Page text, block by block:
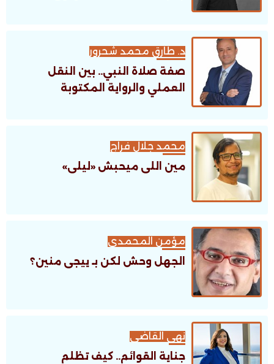
د. طارق محمد شحرور
صفة صلاة النبي.. بين النقل
العملي والرواية المكتوبة
محمد جلال فراج
مين اللى ميحبش «ليلى»
مؤمن المحمدى
الجهل وحش لكن بـ ييجى منين؟
نهى القاضى
جناية القوائم.. كيف تظلم